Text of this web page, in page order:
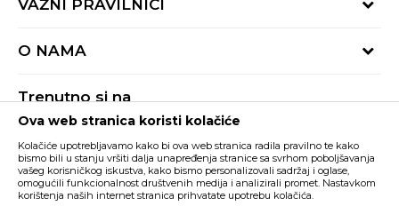
Radno vrijeme 9-16h
Reklamacije
VAŽNI PRAVILNICI
Pravila Sport&Bonus programa
O NAMA
BUZZ Shopovi
Postani dio BUZZ tima
Trenutno si na
Buzz Crna Gora PROMIJENI
Nastojimo da budemo što precizniji u opisu proizvoda, prikazu slika i samih
cijena, ali ne možemo garantovati da su sve informacije kompletne i bez
grešaka. Svi artikli prikazani na sajtu su dio naše ponude i ne podrazumijeva da
su dostupni u svakom trenutku. Raspoloživost robe možete provjeriti pozivom
Ova web stranica koristi kolačiće
Kolačiće upotrebljavamo kako bi ova web stranica radila pravilno te kako
bismo bili u stanju vršiti dalja unapređenja stranice sa svrhom poboljšavanja
vašeg korisničkog iskustva, kako bismo personalizovali sadržaj i oglase,
omogućili funkcionalnost društvenih medija i analizirali promet. Nastavkom
korištenja naših internet stranica prihvatate upotrebu kolačića.